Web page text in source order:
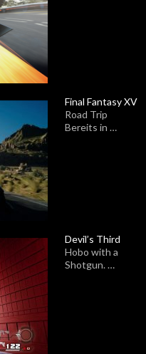
Final Fantasy XV
Road Trip
Bereits in …
Devil’s Third
Hobo with a
Shotgun. …